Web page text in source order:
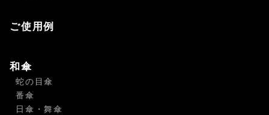
ご使用例
和傘
蛇の目傘
番傘
日傘・舞傘